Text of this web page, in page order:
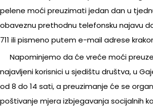
pelene moći preuzimati jedan dan u
obaveznu prethodnu telefonsku najavu
711 ili pismeno putem e-mail adrese
Napominjemo da će vreće moći
najavljeni korisnici u sjedištu društva, u
od 8 do 14 sati, a preuzimanje će se
poštivanje mjera izbjegavanja socijalnih